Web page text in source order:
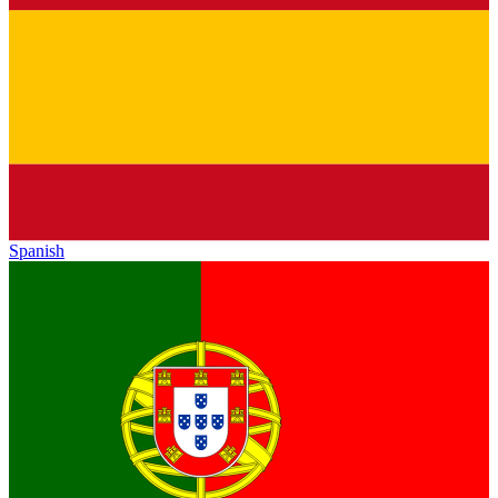
Spanish